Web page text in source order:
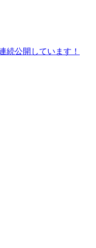
続公開しています！